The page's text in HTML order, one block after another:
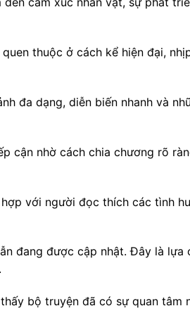
thuộc ở cách kể hiện đại,
đa dạng, diễn biến nhanh và
cận nhờ cách chia chương rõ
với người đọc thích các tình
đang được cập nhật. Đây là
bộ truyện đã có sự quan